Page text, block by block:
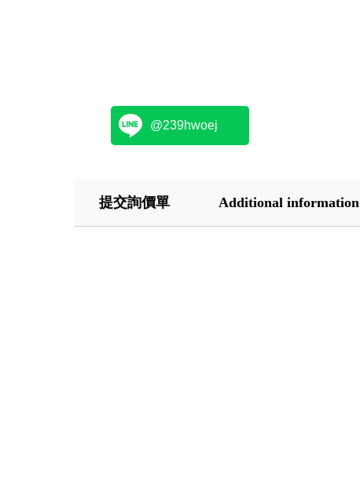
@239hwoej
提交詢價單 Additional information